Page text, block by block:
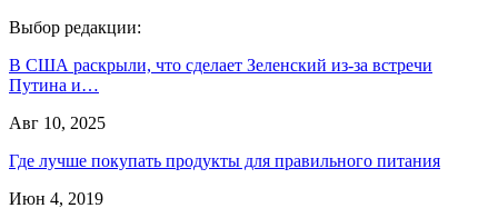
Выбор редакции:
В США раскрыли, что сделает Зеленский из-за встречи
Путина и…
Авг 10, 2025
Где лучше покупать продукты для правильного питания
Июн 4, 2019